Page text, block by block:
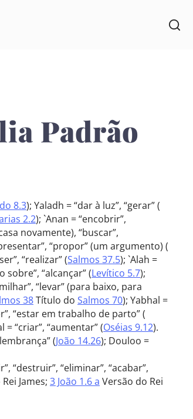
Padrão
8.3); Yaladh = “dar à luz”, “gerar” (
2.2); `Anan = “encobrir”,
novamente), “buscar”,
“propor” (um argumento) (
“realizar” (Salmos 37.5); `Alah =
sobre”, “alcançar” (Levítico 5.7);
“levar” (para baixo, para
38Título do Salmos 70); Yabhal =
“estar em trabalho de parto” (
= “criar”, “aumentar” (Oséias 9.12).
(João 14.26); Douloo =
“destruir”, “eliminar”, “acabar”,
James; 3 João 1.6 a Versão do Rei